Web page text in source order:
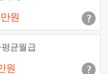
만원
균월급
원